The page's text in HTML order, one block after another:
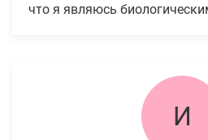
что я являюсь
И